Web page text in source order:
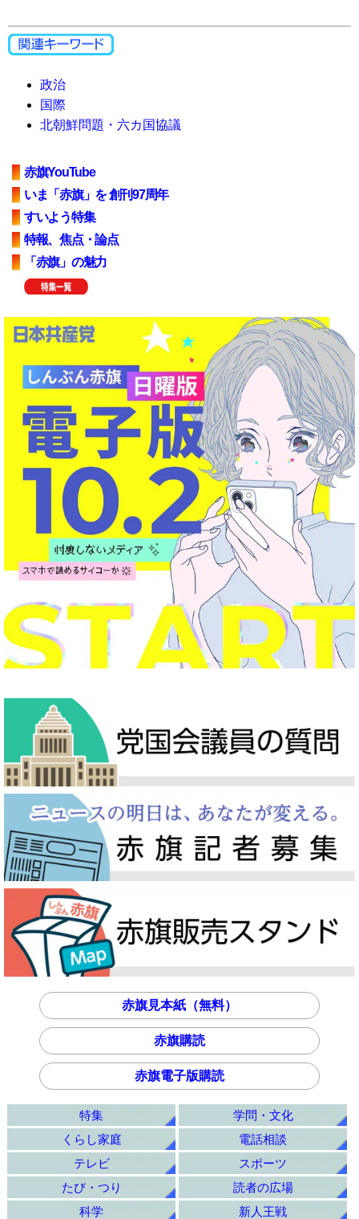
政治
国際
北朝鮮問題・六カ国協議
赤旗YouTube
いま「赤旗」を 創刊97周年
すいよう特集
特報、焦点・論点
「赤旗」の魅力
赤旗見本紙（無料）
赤旗購読
赤旗電子版購読
特集
学問・文化
くらし家庭
電話相談
テレビ
スポーツ
たび・つり
読者の広場
科学
新人王戦